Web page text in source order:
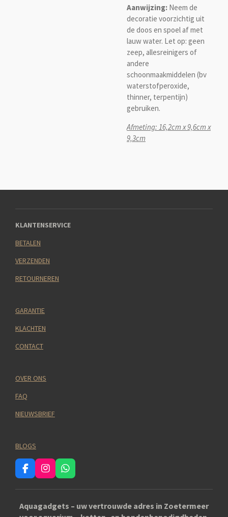
Aanwijzing: Neem de
decoratie voorzichtig uit
de doos en spoel af met
lauw water. Let op: geen
zeep, allesreinigers of
andere
schoonmaakmiddelen (bv
waterstofperoxide,
thinner, terpentijn)
gebruiken.
Afmeting: 16,2cm x 9,6cm x
9,3cm
KLANTENSERVICE
BETALEN
VERZENDEN
RETOURNEREN
GARANTIE
KLACHTEN
CONTACT
OVER ONS
FAQ
NIEUWSBRIEF
BLOGS
F
a
c
b
I
n
s
a
W
h
a
s
Aquagadgets – uw vertrouwde adres in Zoetermeer